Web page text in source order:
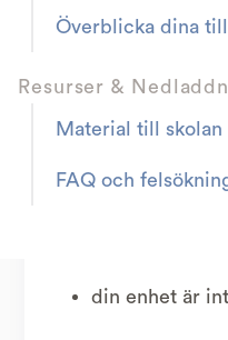
Överblicka dina
Resurser &
Material till skolan
FAQ och
inte fungerar beror
din enhet är